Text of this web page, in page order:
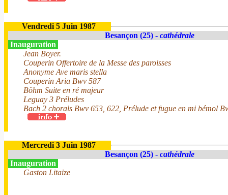
Vendredi 5 Juin 1987
Besançon (25) - cathédrale
Inauguration
Jean Boyer.
Couperin Offertoire de la Messe des paroisses
Anonyme Ave maris stella
Couperin Aria Bwv 587
Böhm Suite en ré majeur
Leguay 3 Préludes
Bach 2 chorals Bwv 653, 622, Prélude et fugue en mi bémol
Mercredi 3 Juin 1987
Besançon (25) - cathédrale
Inauguration
Gaston Litaize